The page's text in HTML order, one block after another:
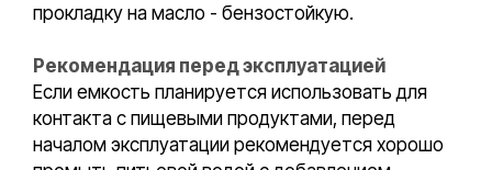
прокладку на масло - бензостойкую.
Рекомендация перед эксплуатацией
Если емкость планируется использовать для
контакта с пищевыми продуктами, перед
началом эксплуатации рекомендуется хорошо